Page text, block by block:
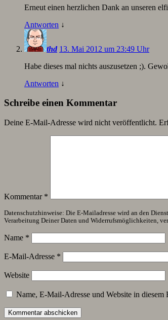
Erneut einen herzlichen Dank an unseren
Antworten ↓
thd 13. Mai 2012 um 23:49 Uhr
Habe dieses mal nichts auszusetzen ;).
Antworten ↓
Schreibe einen Kommentar
Deine E-Mail-Adresse wird nicht veröffentlicht.
Kommentar *
Datenschutzhinweise: Die E-Mailadresse wird an den
Verarbeitung Deiner Daten und Widerrufsmöglichkeiten,
Name *
E-Mail-Adresse *
Website
Name, E-Mail-Adresse und Website in